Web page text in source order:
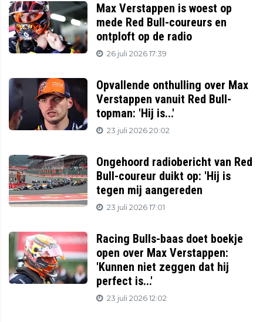
Max Verstappen is woest op
mede Red Bull-coureurs en
ontploft op de radio
26 juli 2026 17:39
Opvallende onthulling over Max
Verstappen vanuit Red Bull-
topman: 'Hij is...'
23 juli 2026 20:02
Ongehoord radiobericht van Red
Bull-coureur duikt op: 'Hij is
tegen mij aangereden
23 juli 2026 17:01
Racing Bulls-baas doet boekje
open over Max Verstappen:
'Kunnen niet zeggen dat hij
perfect is...'
23 juli 2026 12:02